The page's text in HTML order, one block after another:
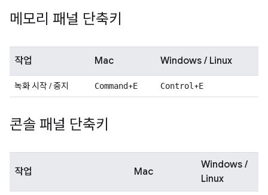
메모리 패널 단축키
작업 Mac Windows / Linux
녹화 시작 / 중지 Command+E Control +E
콘솔 패널 단축키
작업 Mac
Windows /
Linux